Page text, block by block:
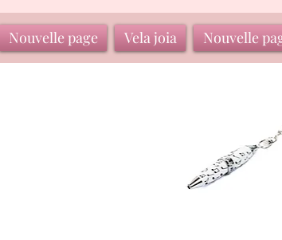
Nouvelle page Vela joia Nouvelle